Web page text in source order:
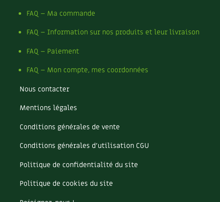
FAQ – Ma commande
FAQ – Information sur nos produits et leur livraison
FAQ – Paiement
FAQ – Mon compte, mes coordonnées
Nous contacter
Mentions légales
Conditions générales de vente
Conditions générales d’utilisation CGU
Politique de confidentialité du site
Politique de cookies du site